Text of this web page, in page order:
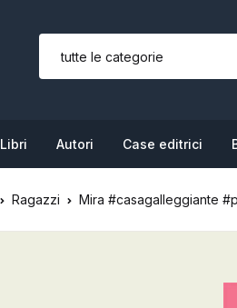
Libri Autori Case editrici
Ragazzi Mira #casagalleggiante